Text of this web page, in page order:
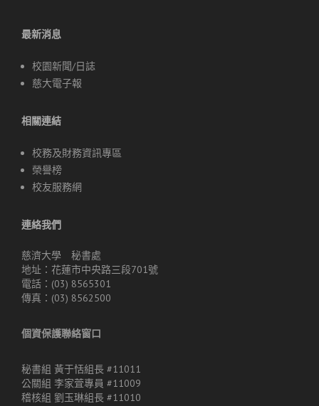
最新消息
校園新聞/日誌
慈大電子報
相關連結
校務及財務資訊專區
榮譽榜
校友服務網
連絡我們
慈濟大學 秘書處
地址：花蓮市中央路三段701號
電話：(03) 8565301
傳真：(03) 8562500
個資保護聯絡窗口
秘書組 黃于恬組長 #11011
公關組 李家萓專員 #11009
稽核組 劉玉琳組長 #11010